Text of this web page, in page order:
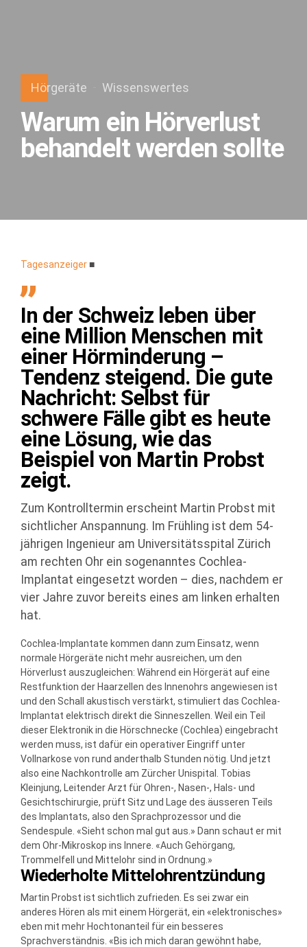
Hörgeräte Wissenswertes
Warum ein Hörverlust
behandelt werden sollte
Tagesanzeiger■
In der Schweiz leben über
eine Million Menschen mit
einer Hörminderung –
Tendenz steigend. Die gute
Nachricht: Selbst für
schwere Fälle gibt es heute
eine Lösung, wie das
Beispiel von Martin Probst
zeigt.
Zum Kontrolltermin erscheint Martin Probst mit
sichtlicher Anspannung. Im Frühling ist dem 54-
jährigen Ingenieur am Universitätsspital Zürich
am rechten Ohr ein sogenanntes Cochlea-
Implantat eingesetzt worden – dies, nachdem er
vier Jahre zuvor bereits eines am linken erhalten
hat.
Cochlea-Implantate kommen dann zum Einsatz, wenn
normale Hörgeräte nicht mehr ausreichen, um den
Hörverlust auszugleichen: Während ein Hörgerät auf eine
Restfunktion der Haarzellen des Innenohrs angewiesen ist
und den Schall akustisch verstärkt, stimuliert das Cochlea-
Implantat elektrisch direkt die Sinneszellen. Weil ein Teil
dieser Elektronik in die Hörschnecke (Cochlea) eingebracht
werden muss, ist dafür ein operativer Eingriff unter
Vollnarkose von rund anderthalb Stunden nötig. Und jetzt
also eine Nachkontrolle am Zürcher Unispital. Tobias
Kleinjung, Leitender Arzt für Ohren-, Nasen-, Hals- und
Gesichtschirurgie, prüft Sitz und Lage des äusseren Teils
des Implantats, also den Sprachprozessor und die
Sendespule. «Sieht schon mal gut aus.» Dann schaut er mit
dem Ohr-Mikroskop ins Innere. «Auch Gehörgang,
Trommelfell und Mittelohr sind in Ordnung.»
Wiederholte Mittelohrentzündung
Martin Probst ist sichtlich zufrieden. Es sei zwar ein
anderes Hören als mit einem Hörgerät, ein «elektronisches»
eben mit mehr Hochtonanteil für ein besseres
Sprachverständnis. «Bis ich mich daran gewöhnt habe,